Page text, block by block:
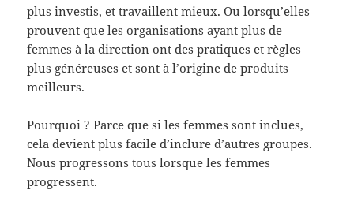
plus investis, et travaillent mieux. Ou lorsqu’elles
prouvent que les organisations ayant plus de
femmes à la direction ont des pratiques et règles
plus généreuses et sont à l’origine de produits
meilleurs.
Pourquoi ? Parce que si les femmes sont inclues,
cela devient plus facile d’inclure d’autres groupes.
Nous progressons tous lorsque les femmes
progressent.